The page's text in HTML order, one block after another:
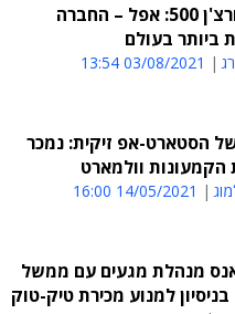
מדד פורצ'ן 500: אפל – החברה
ביותר בעולם
03/08/2021 13:54
הסטארט-אפ זיקית: נמכר
הקמעונות וולמארט
14/05/2021 16:00
מנהלת מגעים עם ממשל
למנוע מכירת טיק-טוק